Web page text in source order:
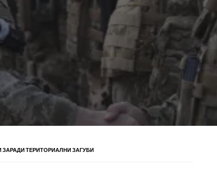
ТЕРИТОРИАЛНИ ЗАГУБИ